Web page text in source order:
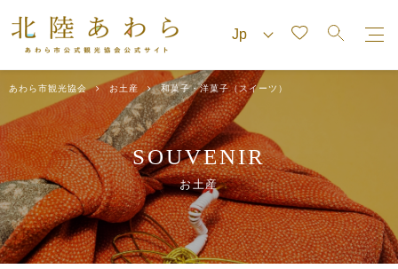
あわら市観光協会 お土産 和菓子・洋菓子（スイーツ）
SOUVENIR
お土産